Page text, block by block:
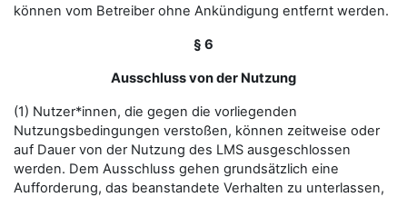
können vom Betreiber ohne Ankündigung entfernt werden.
§ 6
Ausschluss von der Nutzung
(1) Nutzer*innen, die gegen die vorliegenden
Nutzungsbedingungen verstoßen, können zeitweise oder
auf Dauer von der Nutzung des LMS ausgeschlossen
werden. Dem Ausschluss gehen grundsätzlich eine
Aufforderung, das beanstandete Verhalten zu unterlassen,